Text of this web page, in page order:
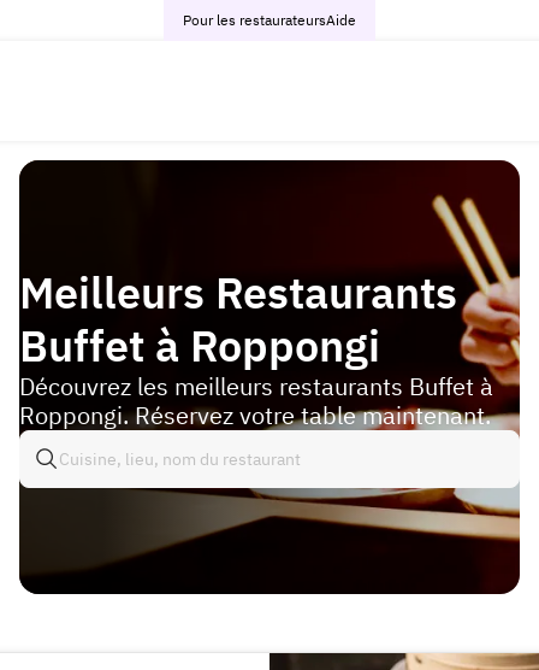
Pour les restaurateursAide
Meilleurs Restaurants
Buffet à Roppongi
Découvrez les meilleurs restaurants Buffet à
Roppongi. Réservez votre table maintenant.